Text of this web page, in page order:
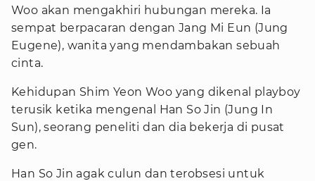
Woo akan mengakhiri hubungan mereka. Ia
sempat berpacaran dengan Jang Mi Eun (Jung
Eugene), wanita yang mendambakan sebuah
cinta.
Kehidupan Shim Yeon Woo yang dikenal playboy
terusik ketika mengenal Han So Jin (Jung In
Sun), seorang peneliti dan dia bekerja di pusat
gen.
Han So Jin agak culun dan terobsesi untuk